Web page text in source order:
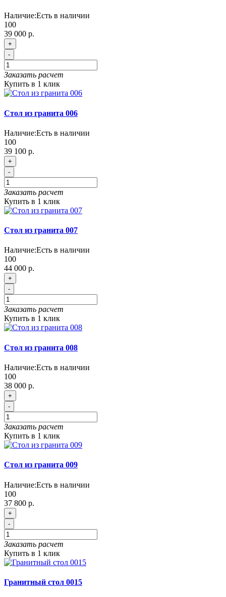
Наличие:Есть в наличии
100
39 000 р.
+
-
Заказать расчет
Купить в 1 клик
Cтол из гранита 006
Наличие:Есть в наличии
100
39 100 р.
+
-
Заказать расчет
Купить в 1 клик
Cтол из гранита 007
Наличие:Есть в наличии
100
44 000 р.
+
-
Заказать расчет
Купить в 1 клик
Cтол из гранита 008
Наличие:Есть в наличии
100
38 000 р.
+
-
Заказать расчет
Купить в 1 клик
Cтол из гранита 009
Наличие:Есть в наличии
100
37 800 р.
+
-
Заказать расчет
Купить в 1 клик
Гранитный стол 0015